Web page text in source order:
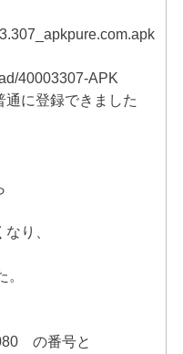
40003307-APK
通に登録できました
り、
の番号と